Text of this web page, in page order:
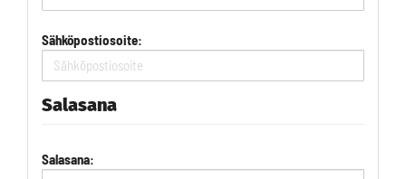
Sähköpostiosoite:
Salasana
Salasana: